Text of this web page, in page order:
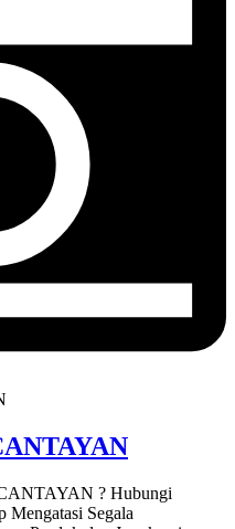
? Hubungi
Mengatasi Segala